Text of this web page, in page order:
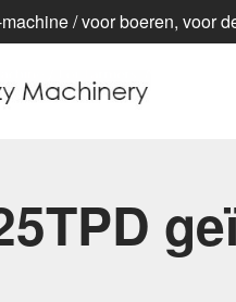
/ voor boeren, voor